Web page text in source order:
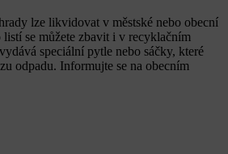
lze likvidovat v městské nebo obecní
listí se můžete zbavit i v recyklačním
speciální pytle nebo sáčky, které
odpadu. Informujte se na obecním